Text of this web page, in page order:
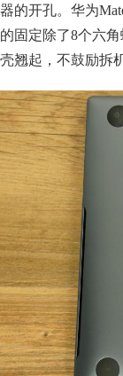
器的开孔。华为
的固定除了8个六
壳翘起，不鼓励拆